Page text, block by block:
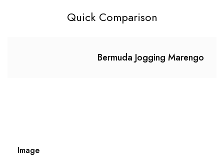
Quick Comparison
Bermuda Jogging Marengo
Image